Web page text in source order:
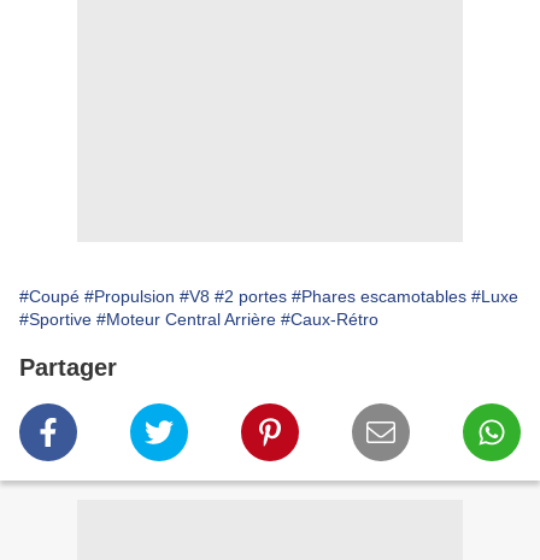
#Coupé #Propulsion #V8 #2 portes #Phares escamotables #Luxe
#Sportive #Moteur Central Arrière #Caux-Rétro
Partager